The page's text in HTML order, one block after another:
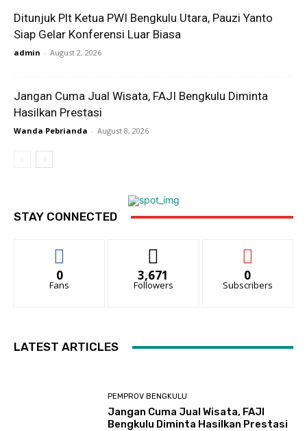
Ditunjuk Plt Ketua PWI Bengkulu Utara, Pauzi Yanto
Siap Gelar Konferensi Luar Biasa
admin - August 2, 2026
Jangan Cuma Jual Wisata, FAJI Bengkulu Diminta
Hasilkan Prestasi
Wanda Pebrianda - August 8, 2026
STAY CONNECTED
0
Fans
3,671
Followers
0
Subscribers
LATEST ARTICLES
PEMPROV BENGKULU
Jangan Cuma Jual Wisata, FAJI
Bengkulu Diminta Hasilkan Prestasi